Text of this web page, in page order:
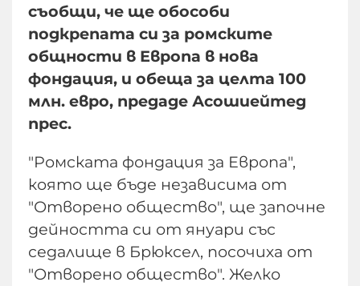
съобщи, че ще обособи
подкрепата си за ромските
общности в Европа в нова
фондация, и обеща за целта 100
млн. евро, предаде Асошиейтед
прес.
"Ромската фондация за Европа",
която ще бъде независима от
"Отворено общество", ще започне
дейността си от януари със
седалище в Брюксел, посочиха от
"Отворено общество". Желко